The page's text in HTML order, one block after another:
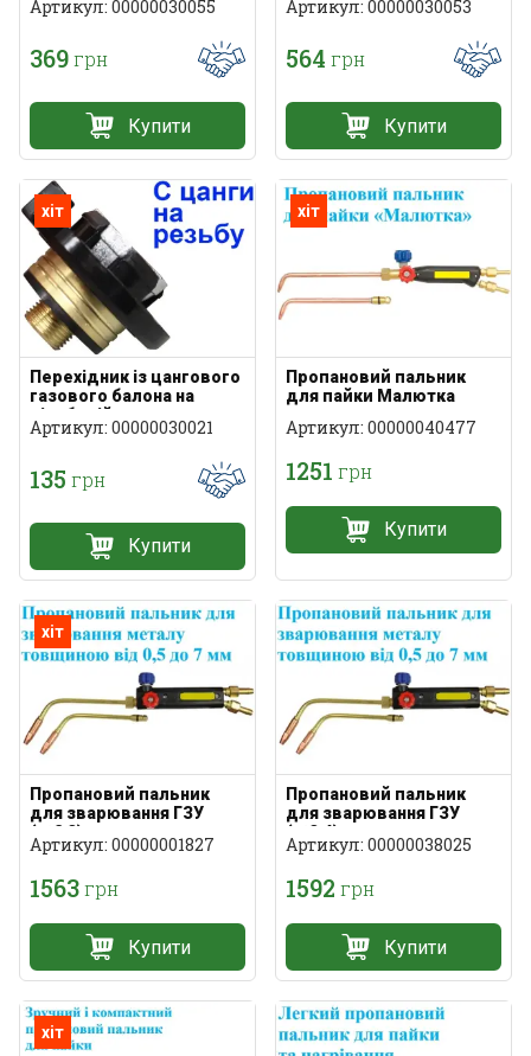
Артикул: 00000030055
369грн
Купити
Артикул: 00000030053
564 грн
Купити
хіт
Перехідник із цангового
газового балона на
різьбовій
Артикул: 00000030021
135 грн
Купити
хіт
Пропановий пальник
для пайки Малютка
Артикул: 00000040477
1251 грн
Купити
хіт
Пропановий пальник
для зварювання ГЗУ
(№2,3)
Артикул: 00000001827
1563грн
Купити
Пропановий пальник
для зварювання ГЗУ
(№3,4)
Артикул: 00000038025
1592 грн
Купити
хіт